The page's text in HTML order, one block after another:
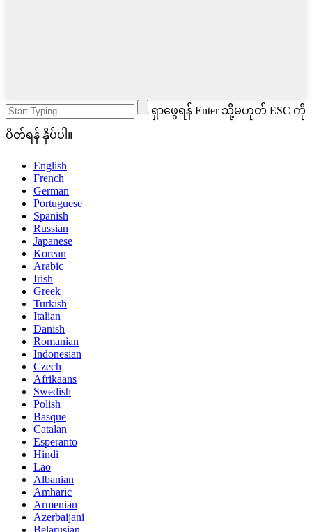
ရှာဖွေရန် Enter သို့မဟုတ် ESC ကို
ပိတ်ရန် နှိပ်ပါ။
English
French
German
Portuguese
Spanish
Russian
Japanese
Korean
Arabic
Irish
Greek
Turkish
Italian
Danish
Romanian
Indonesian
Czech
Afrikaans
Swedish
Polish
Basque
Catalan
Esperanto
Hindi
Lao
Albanian
Amharic
Armenian
Azerbaijani